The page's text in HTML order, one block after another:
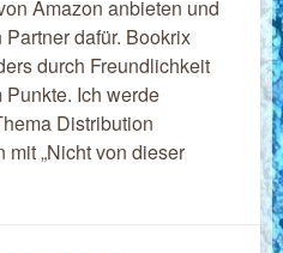
Amazon anbieten und
dafür. Bookrix
durch Freundlichkeit
Ich werde
Distribution
„Nicht von dieser